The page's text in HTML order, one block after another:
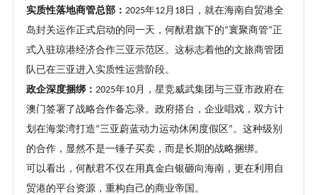
实质性落地商管总部： 2025年12月 18日，就在海南自贸港全
岛封关运作正式启动的同一天，何猷君旗下的“寰聚商管”正
式入驻琼港经济合作三亚示范区。这标志着他的文旅商管团
队已在三亚进入实质性运营阶段。
政企深度捆绑： 2025年10月，星竞威武集团与三亚市政府在
澳门签署了战略合作备忘录。政府搭台，企业唱戏，双方计
划在海棠湾打造“三亚蔚蓝动力运动休闲度假区”。这种级别
的合作，显然不是一锤子买卖，而是长期的战略捆绑。
可以看出，何猷君不仅在用真金白银砸向海南，更在利用自
贸港的平台资源，重构自己的商业帝国。